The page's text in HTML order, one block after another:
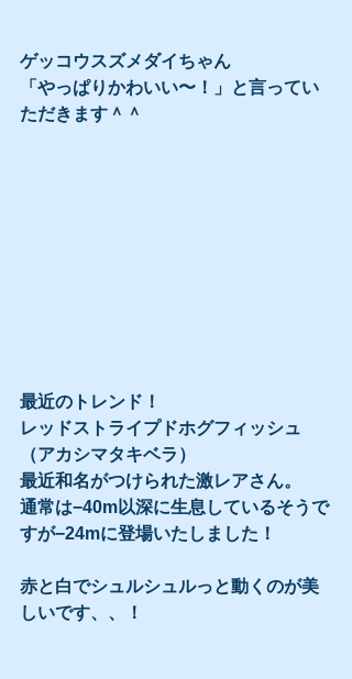
ゲッコウスズメダイちゃん
「やっぱりかわいい〜！」と言ってい
ただきます＾＾
最近のトレンド！
レッドストライプドホグフィッシュ
（アカシマタキベラ）
最近和名がつけられた激レアさん。
通常は−40m以深に生息しているそうで
すが−24mに登場いたしました！
赤と白でシュルシュルっと動くのが美
しいです、、！